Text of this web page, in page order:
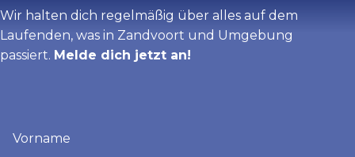
Wir halten dich regelmäßig über alles auf dem
Laufenden, was in Zandvoort und Umgebung
passiert. Melde dich jetzt an!
(erforderlich)